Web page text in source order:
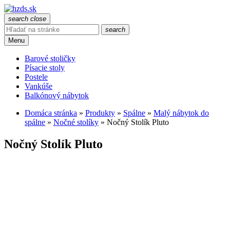
search close
search
Menu
Barové stoličky
Písacie stoly
Postele
Vankúše
Balkónový nábytok
Domáca stránka » Produkty » Spálne » Malý nábytok do
spálne » Nočné stolíky » Nočný Stolík Pluto
Nočný Stolík Pluto